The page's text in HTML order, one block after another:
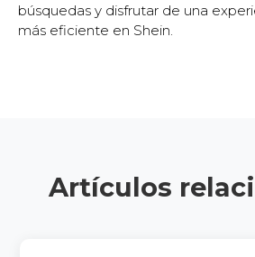
búsquedas y disfrutar de una
más eficiente en Shein.
Artículos